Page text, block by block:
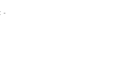
-